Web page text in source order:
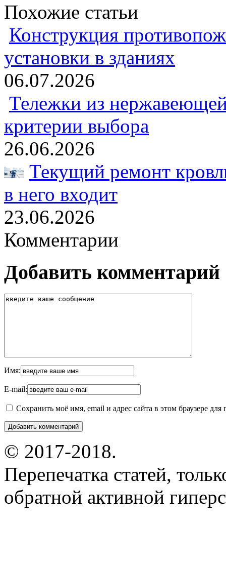
Похожие статьи
Конструкция
установки в зданиях
06.07.2026
Тележки из
критерии выбора
26.06.2026
Текущий ремонт
в него входит
23.06.2026
Комментарии
Добавить комментарий
Имя:
E-mail:
Сохранить моё имя, email и адрес сайта в этом браузере
© 2017-2018.
Перепечатка статей,
обратной активной